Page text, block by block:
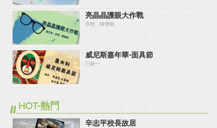
亮晶晶護眼大作戰
亦然、隨便啦
威尼斯嘉年華-面具節
三缺一
HOT-熱門
辛志平校長故居